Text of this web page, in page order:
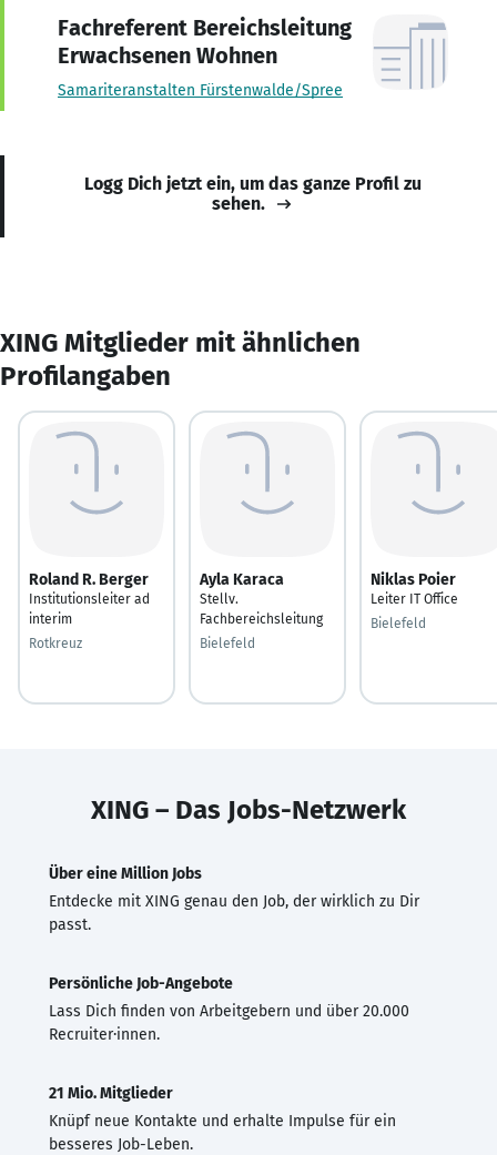
Fachreferent Bereichsleitung
Erwachsenen Wohnen
Samariteranstalten Fürstenwalde/Spree
Logg Dich jetzt ein, um das ganze Profil zu
sehen.
XING Mitglieder mit ähnlichen
Profilangaben
Roland R. Berger
Institutionsleiter ad
interim
Rotkreuz
Ayla Karaca
Stellv.
Fachbereichsleitung
Bielefeld
Niklas Poier
Leiter IT Office
Bielefeld
XING – Das Jobs-Netzwerk
Über eine Million Jobs
Entdecke mit XING genau den Job, der wirklich zu Dir
passt.
Persönliche Job-Angebote
Lass Dich finden von Arbeitgebern und über 20.000
Recruiter·innen.
21 Mio. Mitglieder
Knüpf neue Kontakte und erhalte Impulse für ein
besseres Job-Leben.